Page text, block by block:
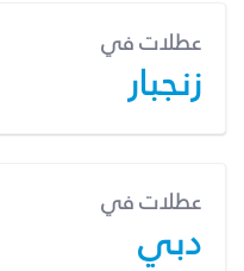
عطلات في
زنجبار
عطلات في
دبي